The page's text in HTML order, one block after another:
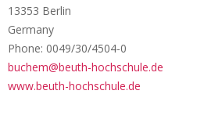
13353 Berlin
Germany
Phone: 0049/30/4504-0
buchem@beuth-hochschule.de
www.beuth-hochschule.de